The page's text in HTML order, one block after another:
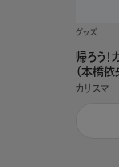
グッズ
帰ろう
（本橋依
カリスマ